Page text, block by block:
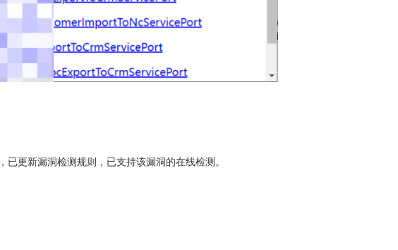
已更新漏洞检测规则，已支持该漏洞的在线检测。